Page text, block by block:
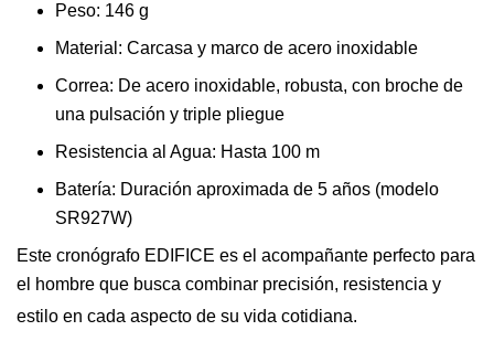
Peso: 146 g
Material: Carcasa y marco de acero inoxidable
Correa: De acero inoxidable, robusta, con broche de
una pulsación y triple pliegue
Resistencia al Agua: Hasta 100 m
Batería: Duración aproximada de 5 años (modelo
SR927W)
Este cronógrafo EDIFICE es el acompañante perfecto para
el hombre que busca combinar precisión, resistencia y
estilo en cada aspecto de su vida cotidiana.